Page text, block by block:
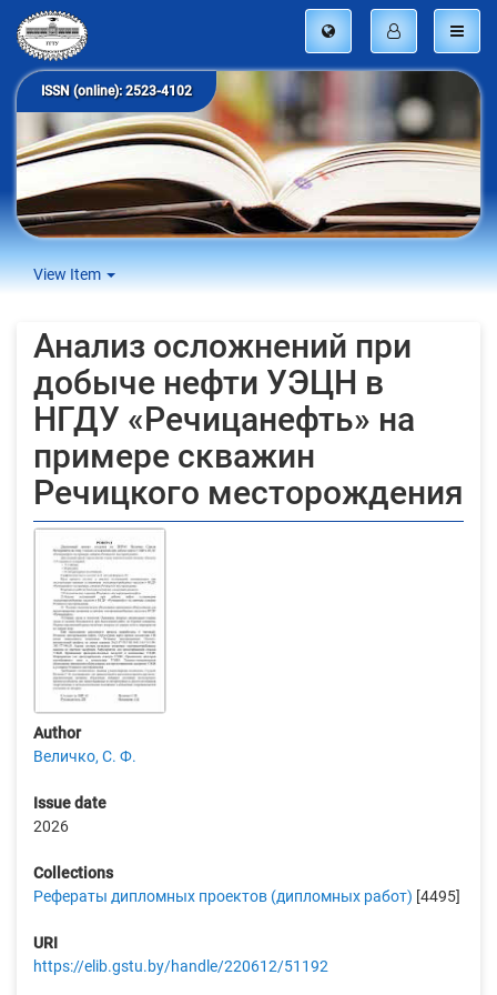
ISSN (online): 2523-4102
View Item
Анализ осложнений при
добыче нефти УЭЦН в
НГДУ «Речицанефть» на
примере скважин
Речицкого месторождения
Author
Величко, С. Ф.
Issue date
2026
Collections
Рефераты дипломных проектов (дипломных работ) [4495]
URI
https://elib.gstu.by/handle/220612/51192